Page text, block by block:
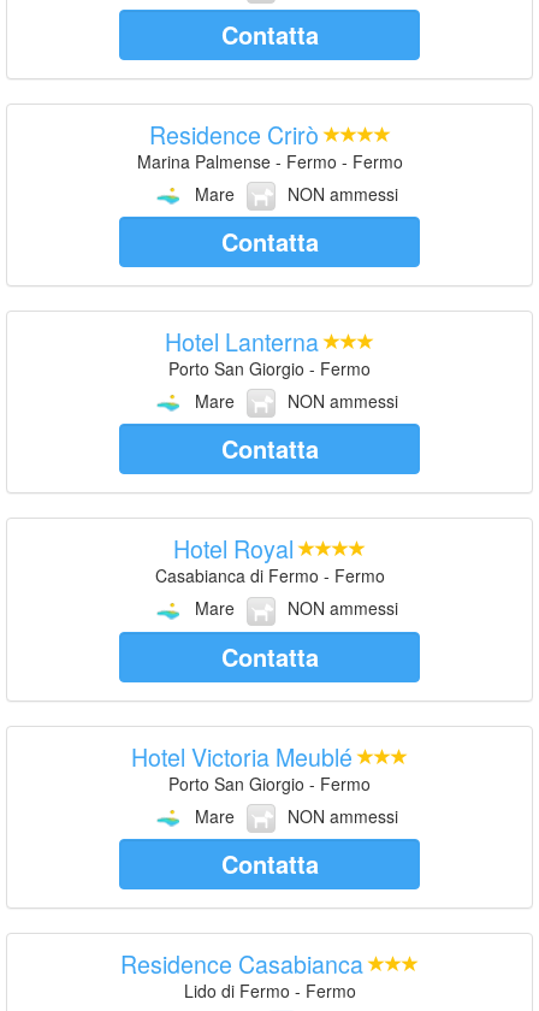
Contatta
Residence Crirò
Marina Palmense - Fermo - Fermo
Mare
NON ammessi
Contatta
Hotel Lanterna
Porto San Giorgio - Fermo
Mare
NON ammessi
Contatta
Hotel Royal
Casabianca di Fermo - Fermo
Mare
NON ammessi
Contatta
Hotel Victoria Meublé
Porto San Giorgio - Fermo
Mare
NON ammessi
Contatta
Residence Casabianca
Lido di Fermo - Fermo